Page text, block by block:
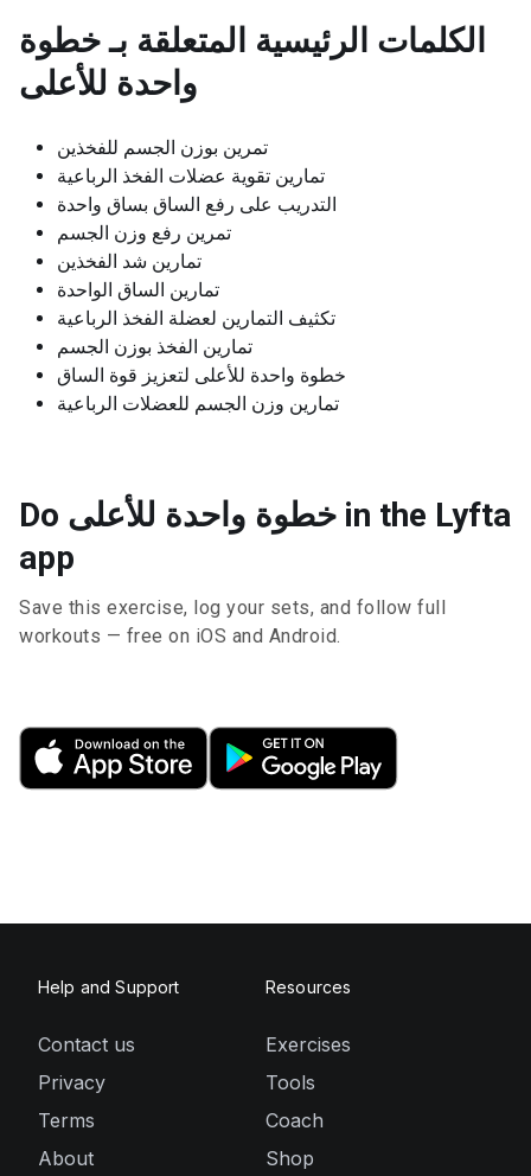
الكلمات الرئيسية المتعلقة بـ خطوة
واحدة للأعلى
تمرين بوزن الجسم للفخذين
تمارين تقوية عضلات الفخذ الرباعية
التدريب على رفع الساق بساق واحدة
تمرين رفع وزن الجسم
تمارين شد الفخذين
تمارين الساق الواحدة
تكثيف التمارين لعضلة الفخذ الرباعية
تمارين الفخذ بوزن الجسم
خطوة واحدة للأعلى لتعزيز قوة الساق
تمارين وزن الجسم للعضلات الرباعية
Do خطوة واحدة للأعلى in the Lyfta
app
Save this exercise, log your sets, and follow full
workouts — free on iOS and Android.
Help and Support
Contact us
Privacy
Terms
About
Resources
Exercises
Tools
Coach
Shop